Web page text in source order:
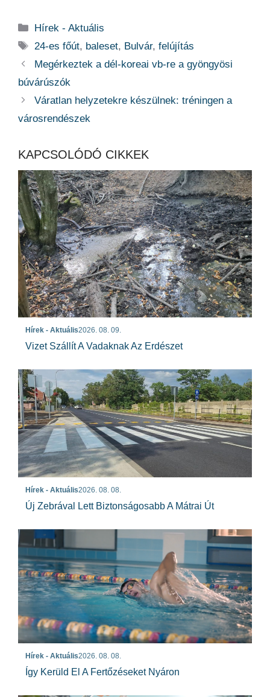
Kategória
Hírek - Aktuális
Címkék
24-es főút, baleset, Bulvár,felújítás
Megérkeztek a dél-koreai vb-re a gyöngyösi
búvárúszók
Váratlan helyzetekre készülnek: tréningen a
városrendészek
KAPCSOLÓDÓ CIKKEK
Hírek - Aktuális2026. 08. 09.
Vizet Szállít A Vadaknak Az Erdészet
Hírek - Aktuális2026. 08. 08.
Új Zebrával Lett Biztonságosabb A Mátrai Út
Hírek - Aktuális2026. 08. 08.
Így Kerüld El A Fertőzéseket Nyáron